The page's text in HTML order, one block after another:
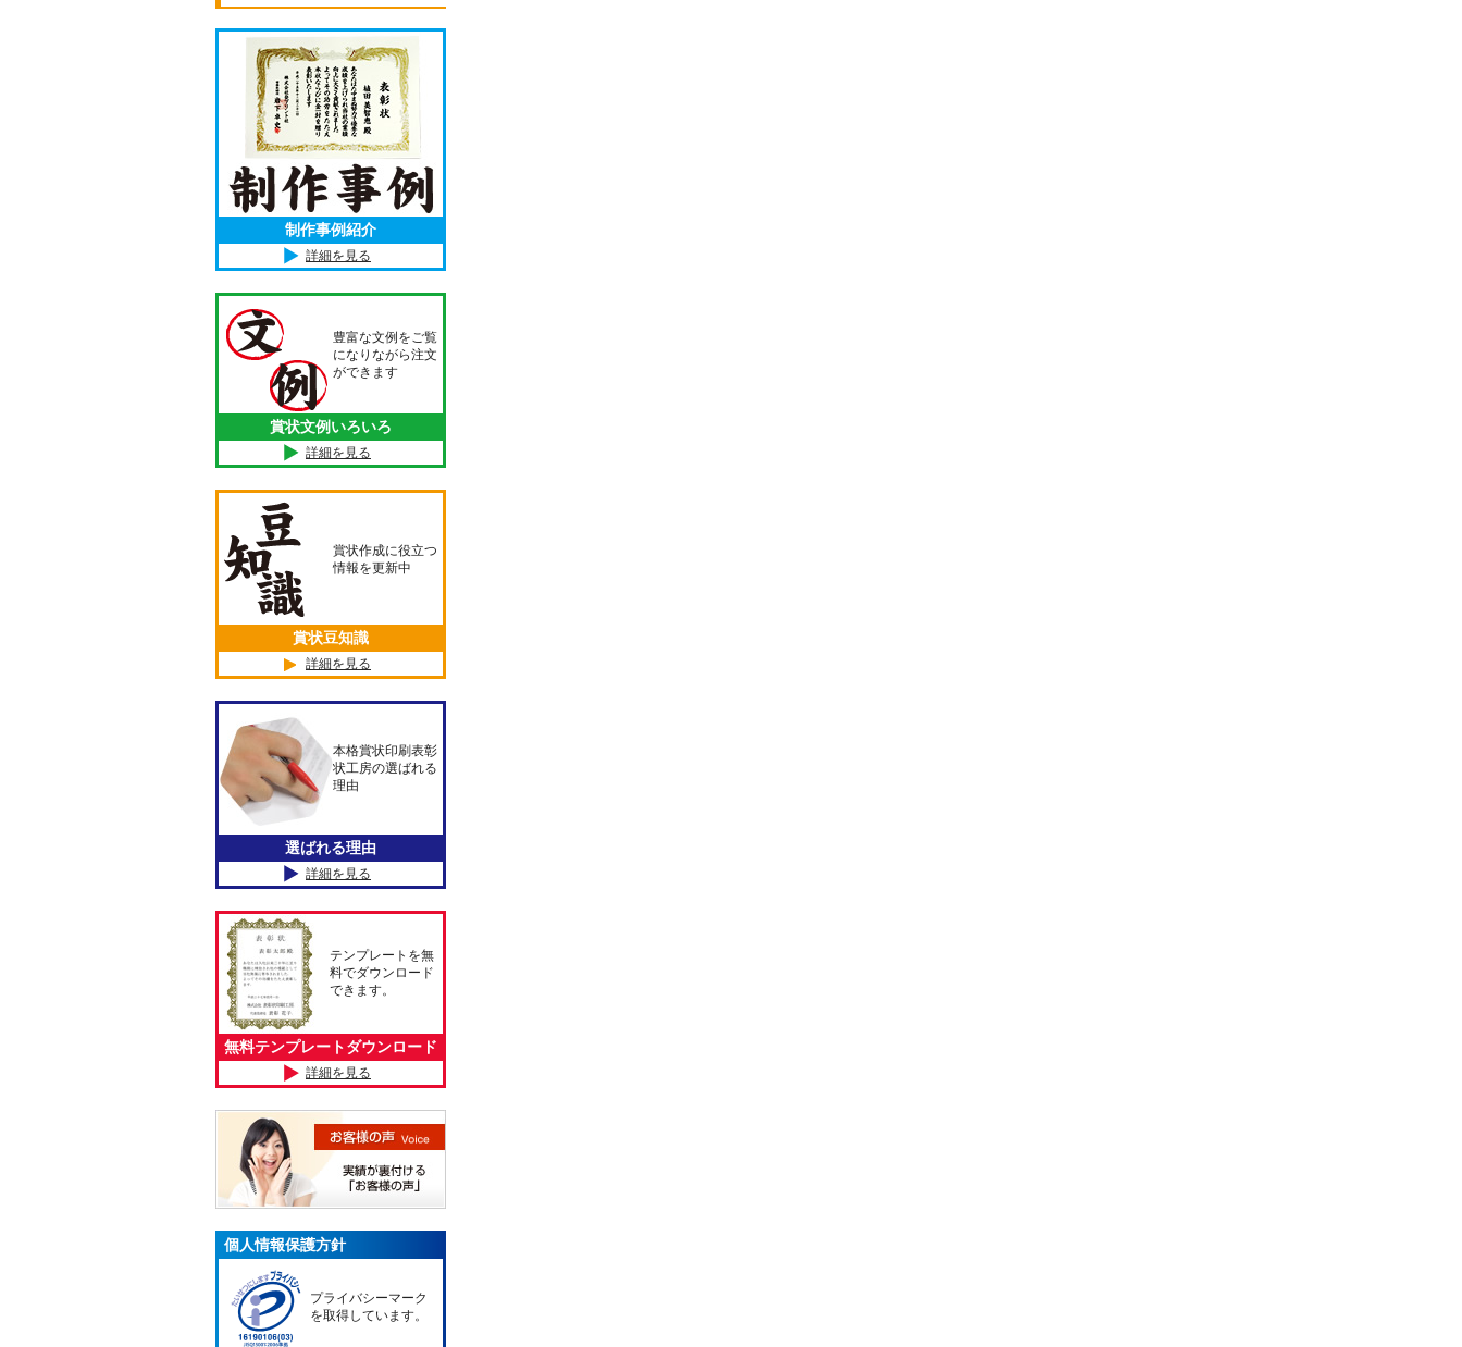
制作事例紹介
詳細を見る
豊富な文例をご覧
になりながら注文
ができます
賞状文例いろいろ
詳細を見る
賞状作成に役立つ
情報を更新中
賞状豆知識
詳細を見る
本格賞状印刷表彰
状工房の選ばれる
理由
選ばれる理由
詳細を見る
テンプレートを無
料でダウンロード
できます。
無料テンプレートダウンロード
詳細を見る
個人情報保護方針
プライバシーマーク
を取得しています。